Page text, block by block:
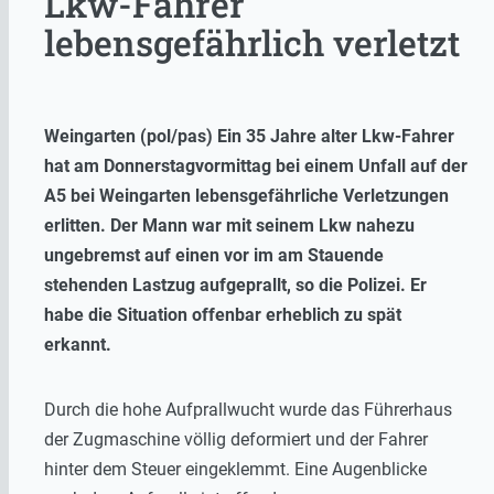
lebensgefährlich verletzt
Weingarten (pol/pas) Ein 35 Jahre alter Lkw-Fahrer
hat am Donnerstagvormittag bei einem Unfall auf der
A5 bei Weingarten lebensgefährliche Verletzungen
erlitten. Der Mann war mit seinem Lkw nahezu
ungebremst auf einen vor im am Stauende
stehenden Lastzug aufgeprallt, so die Polizei. Er
habe die Situation offenbar erheblich zu spät
erkannt.
Durch die hohe Aufprallwucht wurde das Führerhaus
der Zugmaschine völlig deformiert und der Fahrer
hinter dem Steuer eingeklemmt. Eine Augenblicke